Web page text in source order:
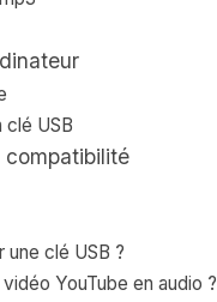
USB
compatibilité
une clé USB ?
YouTube en audio ?